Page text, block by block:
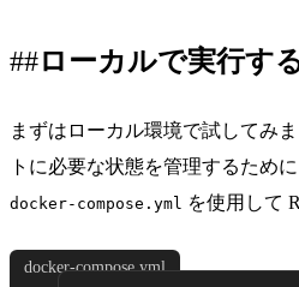
ローカルで実行す
まずはローカル環境で試してみ
トに必要な状態を管理するために
docker-compose.yml を使用して
docker-compose.yml